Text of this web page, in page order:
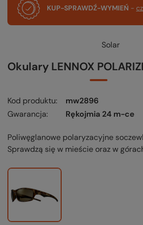
KUP-SPRAWDŹ-WYMIEŃ -
Solar
Okulary LENNOX
Kod produktu
mw2896
Gwarancja
Rękojmia 24 m-ce
Poliwęglanowe polaryzacyjne
Sprawdzą się w mieście oraz w